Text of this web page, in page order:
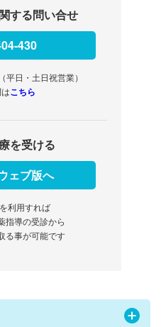
する問い合せ
430
日・土日祝営業）
こちら
を受ける
ェブ版へ
利用すれば
指導の受診から
る事が可能です